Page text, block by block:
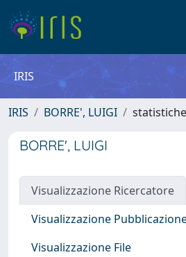
IRIS
IRIS BORRE', LUIGI
BORRE', LUIGI
Visualizzazione Ricercatore
Visualizzazione
Visualizzazione File